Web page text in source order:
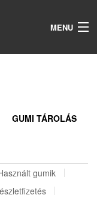
MENU
GUMI TÁROLÁS
gumik